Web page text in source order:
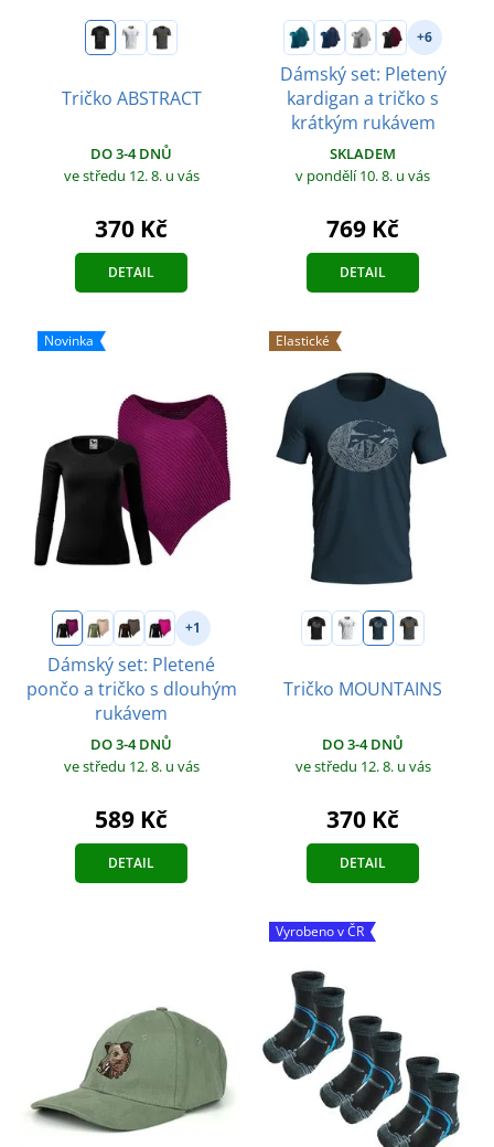
Tričko ABSTRACT
DO 3-4 DNŮ
ve středu 12. 8. u vás
370 Kč
DETAIL
+6
Dámský set: Pletený
kardigan a tričko s
krátkým rukávem
SKLADEM
v pondělí 10. 8. u vás
769 Kč
DETAIL
Novinka
+1
Dámský set: Pletené
pončo a tričko s dlouhým
rukávem
DO 3-4 DNŮ
ve středu 12. 8. u vás
589 Kč
DETAIL
Elastické
Tričko MOUNTAINS
DO 3-4 DNŮ
ve středu 12. 8. u vás
370 Kč
DETAIL
Vyrobeno v ČR